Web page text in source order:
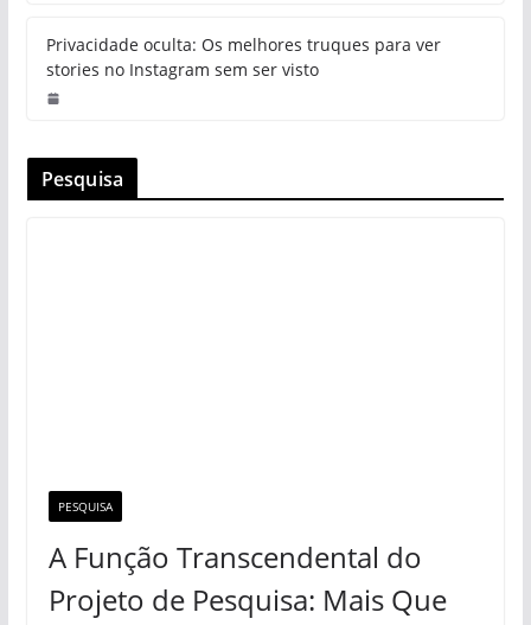
Privacidade oculta: Os melhores truques para ver
stories no Instagram sem ser visto
Pesquisa
PESQUISA
A Função Transcendental do
Projeto de Pesquisa: Mais Que